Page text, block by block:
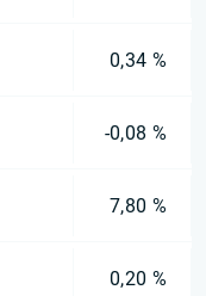
0,34 %
-0,08 %
7,80 %
0,20 %